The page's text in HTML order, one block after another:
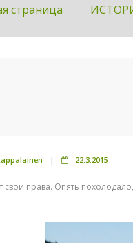
страница
22.3.2015
свои права. Опять